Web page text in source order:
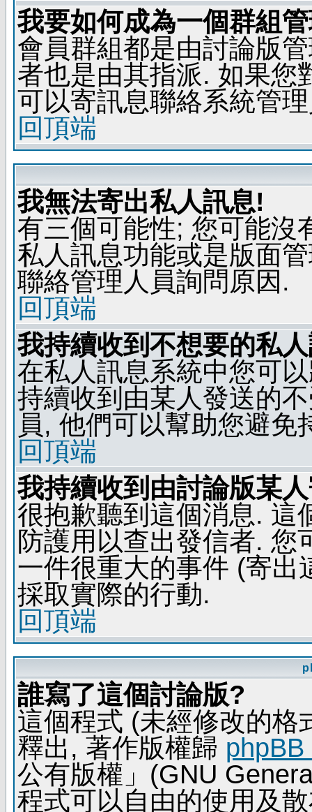
我要如何成為一個群組
會員群組都是由討論版
者也是由其指派. 如果您
可以寄訊息聯絡系統管
回頂端
我無法寄出私人訊息!
有三個可能性; 您可能沒
私人訊息功能或是版面
聯絡管理人員詢問原因.
回頂端
我持續收到不想要的私
在私人訊息系統中您可
持續收到由某人發送的
員, 他們可以幫助您避免
回頂端
我持續收到由討論版某
很抱歉聽到這個消息. 這
防護用以查出發信者. 您
一件很重大的事件 (寄出
採取實際的行動.
回頂端
誰寫了這個討論版?
這個程式 (未經修改的格
釋出, 著作版權歸
公有版權」(GNU
程式可以自由的使用及